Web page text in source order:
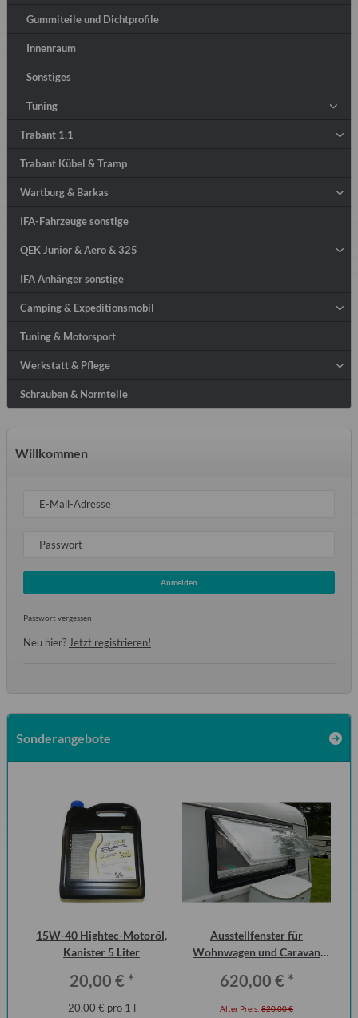
Gummiteile und Dichtprofile
Innenraum
Sonstiges
Tuning
Trabant 1.1
Trabant Kübel & Tramp
Wartburg & Barkas
IFA-Fahrzeuge sonstige
QEK Junior & Aero & 325
IFA Anhänger sonstige
Camping & Expeditionsmobil
Tuning & Motorsport
Werkstatt & Pflege
Schrauben & Normteile
Willkommen
E-Mail-Adresse
Passwort
Anmelden
Passwort vergessen
Neu hier? Jetzt registrieren!
Sonderangebote
15W-40 Hightec-Motoröl,
Kanister 5 Liter
20,00 € *
20,00 € pro 1 l
Ausstellfenster für
Wohnwagen und Caravan
Seitz
620,00 € *
Alter Preis: 820,00 €